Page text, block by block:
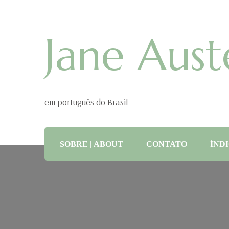
Jane
em português do Brasil
SOBRE | ABOUT CONTATO